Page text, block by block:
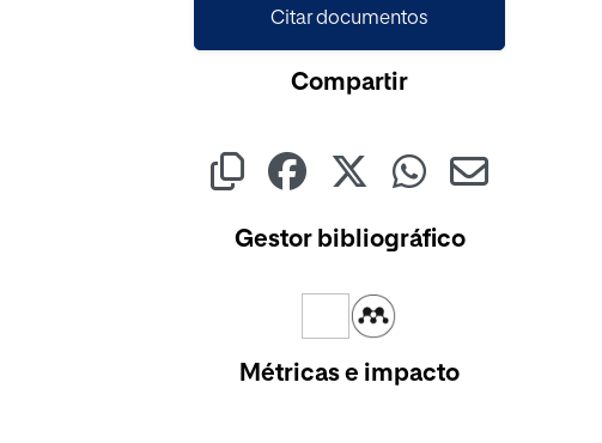
Citar documentos
Compartir
Gestor bibliográfico
Métricas e impacto